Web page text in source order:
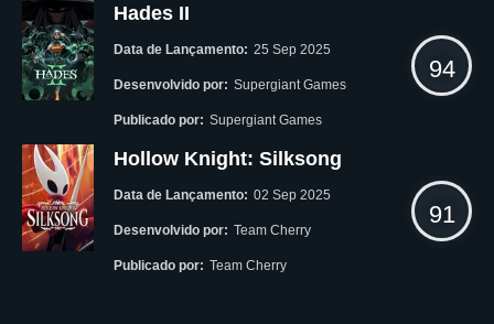
Hades II
Data de Lançamento: 25 Sep 2025
Desenvolvido por: Supergiant Games
Publicado por: Supergiant Games
94
Hollow Knight: Silksong
Data de Lançamento: 02 Sep 2025
Desenvolvido por: Team Cherry
Publicado por: Team Cherry
91